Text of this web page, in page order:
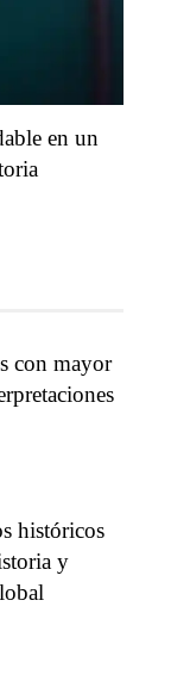
en un
con mayor
históricos
y